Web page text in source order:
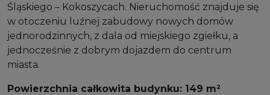
Śląskiego – Kokoszycach. Nieruchomość znajduje się
w otoczeniu luźnej zabudowy nowych domów
jednorodzinnych, z dala od miejskiego zgiełku, a
jednocześnie z dobrym dojazdem do centrum
miasta.
Powierzchnia całkowita budynku: 149 m²